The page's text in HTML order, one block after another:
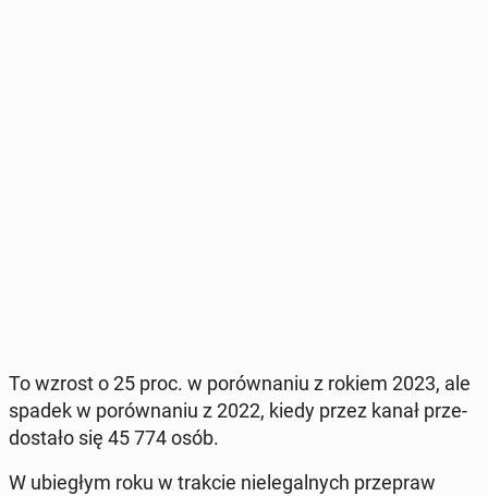
To wzrost o 25 proc. w po­rów­na­niu z rokiem 2023, ale
spadek w po­rów­na­niu z 2022, kiedy przez kanał prze­
do­sta­ło się 45 774 osób.
W ubie­głym roku w trakcie nie­le­gal­nych prze­praw